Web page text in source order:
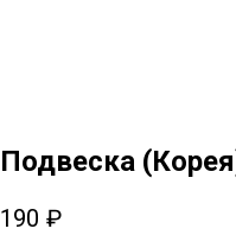
Подвеска
190 ₽